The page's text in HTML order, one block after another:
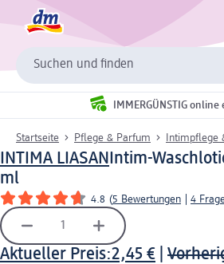
Suchen und finden
IMMERGÜNSTIG
Startseite Pflege & Parfum Intimpflege
INTIMA LIASAN Intim-
ml
4.8 (5 Bewertungen 4
Aktueller Preis:2,45 €